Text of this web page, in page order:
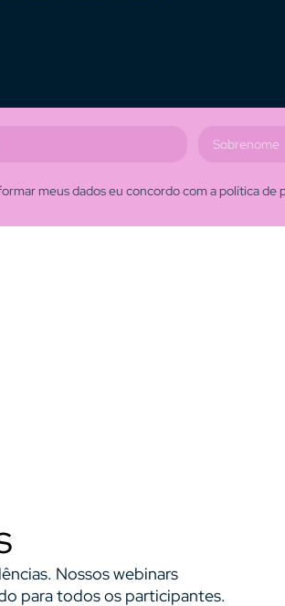
meus dados eu concordo com a política de
Nossos webinars
para todos os participantes.